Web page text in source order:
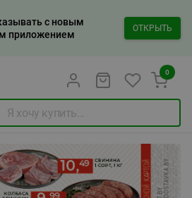
с новым
приложением
ОТКРЫТЬ
0